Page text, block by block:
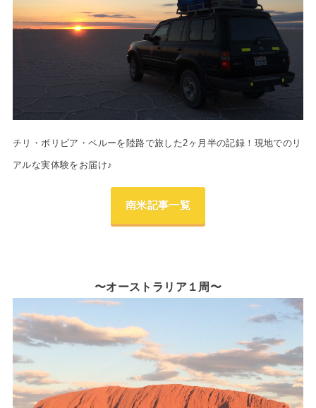
チリ・ボリビア・ペルーを陸路で旅した2ヶ月半の記録！現地でのリ
アルな実体験をお届け♪
南米記事一覧
〜オーストラリア１周〜